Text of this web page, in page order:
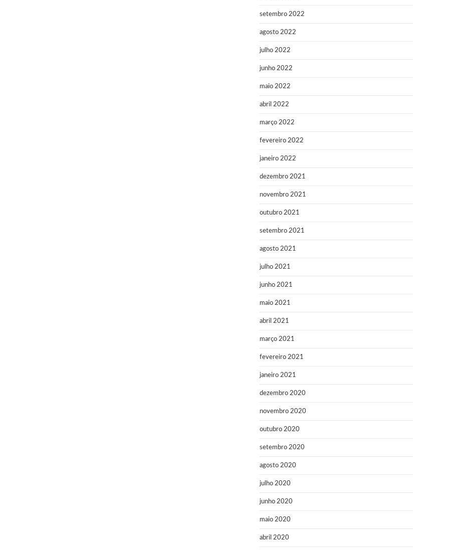
setembro 2022
agosto 2022
julho 2022
junho 2022
maio 2022
abril 2022
março 2022
fevereiro 2022
janeiro 2022
dezembro 2021
novembro 2021
outubro 2021
setembro 2021
agosto 2021
julho 2021
junho 2021
maio 2021
abril 2021
março 2021
fevereiro 2021
janeiro 2021
dezembro 2020
novembro 2020
outubro 2020
setembro 2020
agosto 2020
julho 2020
junho 2020
maio 2020
abril 2020